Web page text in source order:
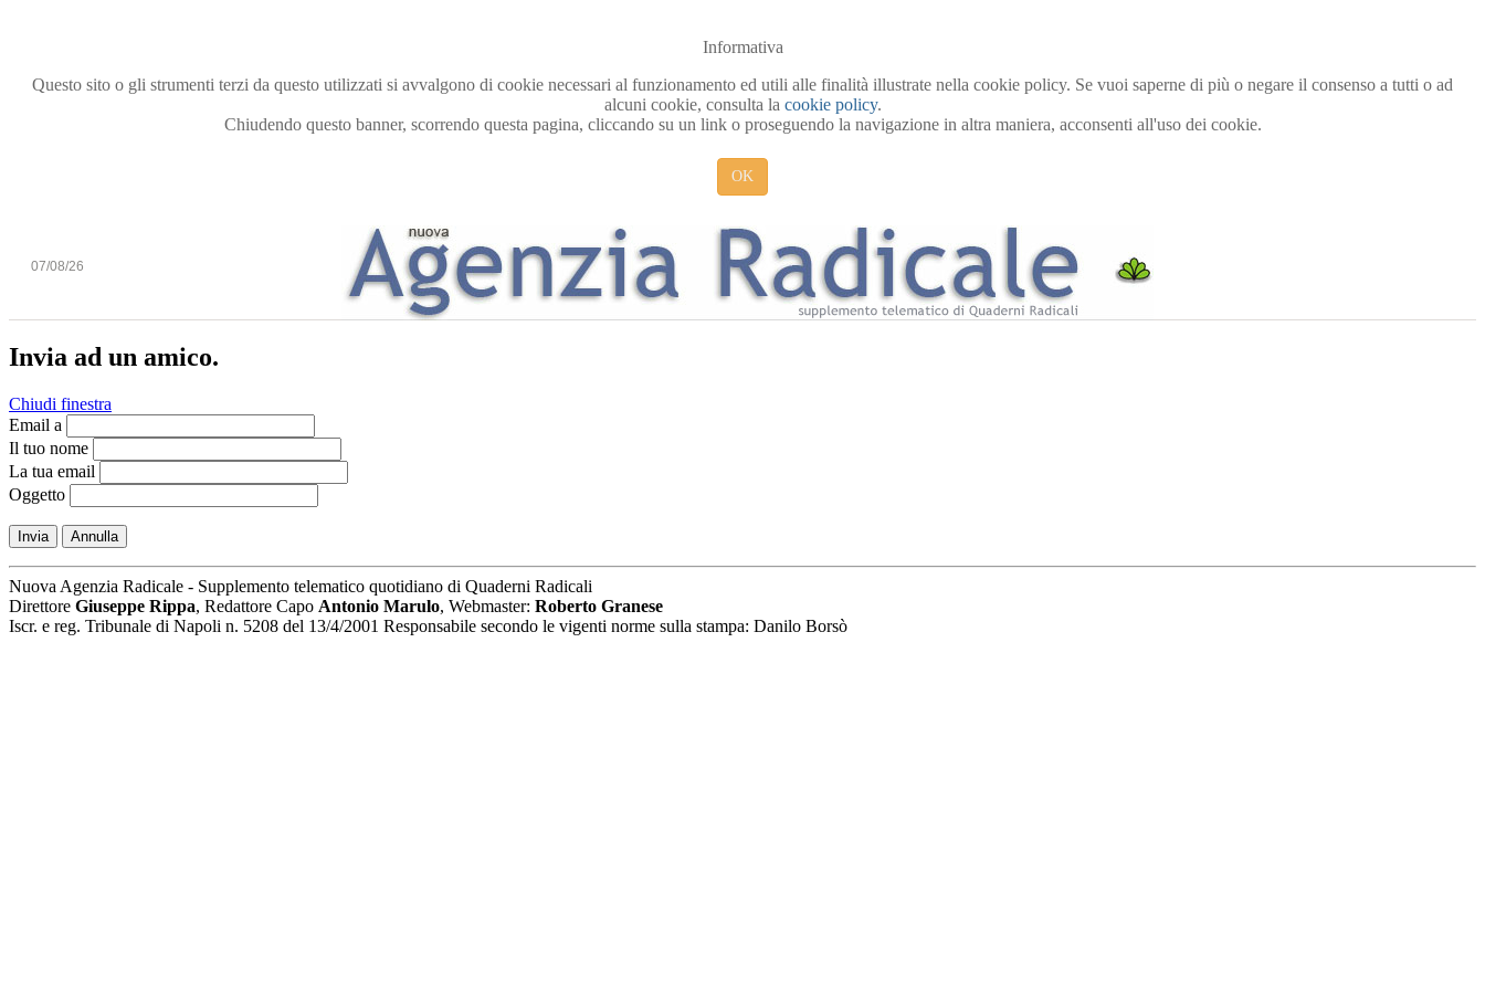
Informativa
Questo sito o gli strumenti terzi da questo utilizzati si avvalgono di cookie necessari al funzionamento ed utili alle finalità illustrate nella cookie policy. Se vuoi saperne di più o negare il consenso a tutti o ad
alcuni cookie, consulta la cookie policy.
Chiudendo questo banner, scorrendo questa pagina, cliccando su un link o proseguendo la navigazione in altra maniera, acconsenti all'uso dei cookie.
OK
07/08/26
Invia ad un amico.
Chiudi finestra
Email a
Il tuo nome
La tua email
Oggetto
Invia Annulla
Nuova Agenzia Radicale - Supplemento telematico quotidiano di Quaderni Radicali
Direttore Giuseppe Rippa, Redattore Capo Antonio Marulo, Webmaster: Roberto Granese
Iscr. e reg. Tribunale di Napoli n. 5208 del 13/4/2001 Responsabile secondo le vigenti norme sulla stampa: Danilo Borsò